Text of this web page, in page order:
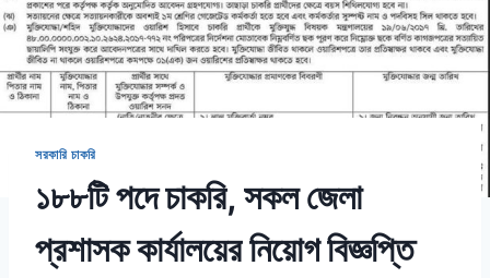
সরকারি চাকরি
১৮৮টি পদে চাকরি, সকল জেলা
প্রশাসক কার্যালয়ের নিয়োগ বিজ্ঞপ্তি